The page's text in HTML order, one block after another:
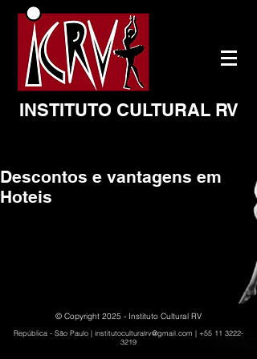
INSTITUTO CULTURAL RV
Descontos e vantagens em
Hoteis
© Copyright 2025 - Instituto Cultural RV
República - São Paulo | institutoculturalrv@gmail.com | +55 11 3222-
3219